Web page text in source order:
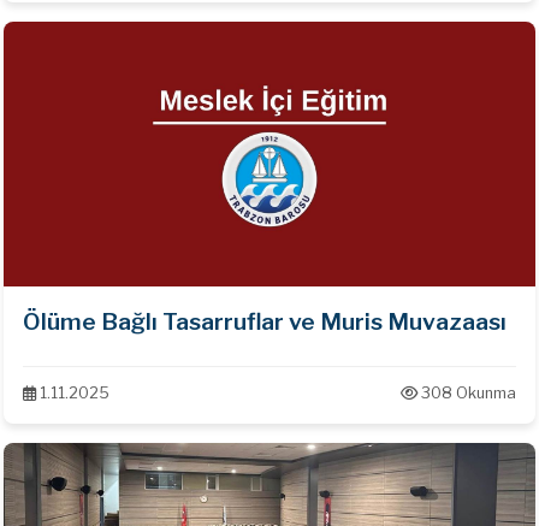
Ölüme Bağlı Tasarruflar ve Muris Muvazaası
1.11.2025 308 Okunma